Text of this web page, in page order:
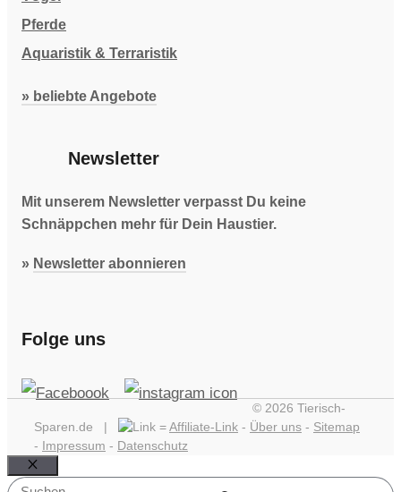
Pferde
Aquaristik & Terraristik
» beliebte Angebote
Newsletter
Mit unserem Newsletter verpasst Du keine
Schnäppchen mehr für Dein Haustier.
» Newsletter abonnieren
Folge uns
© 2026 Tierisch-
Sparen.de |
=Affiliate-Link - Über uns - Sitemap
- Impressum - Datenschutz
Schließen
Suchen